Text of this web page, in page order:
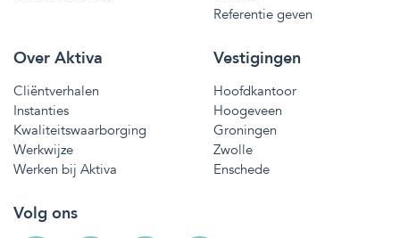
Referentie geven
Over Aktiva
Cliëntverhalen
Instanties
Kwaliteitswaarborging
Werkwijze
Werken bij Aktiva
Vestigingen
Hoofdkantoor
Hoogeveen
Groningen
Zwolle
Enschede
Volg ons